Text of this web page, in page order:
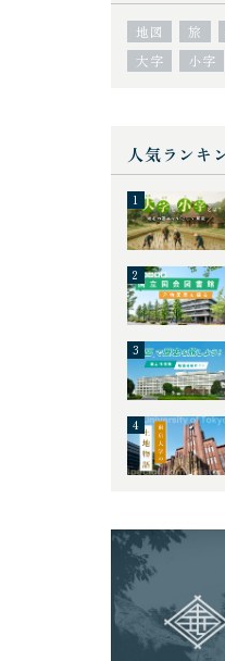
地図 旅
大字
小字
人気ランキ